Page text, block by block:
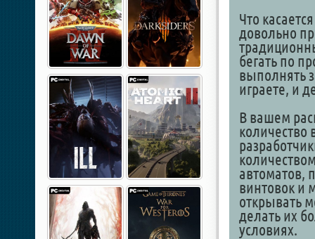
Что
довольно
бегать по
выполнять
играете, и
В вашем
автоматов,
винтовок и
открывать
делать их
условиях.